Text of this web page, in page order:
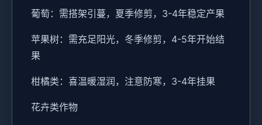
葡萄：需搭架引蔓，夏季修剪，3-4年稳定产果
苹果树：需充足阳光，冬季修剪，4-5年开始结
果
柑橘类：喜温暖湿润，注意防寒，3-4年挂果
花卉类作物